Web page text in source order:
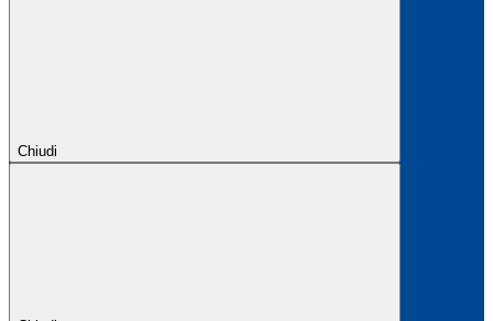
Chiudi